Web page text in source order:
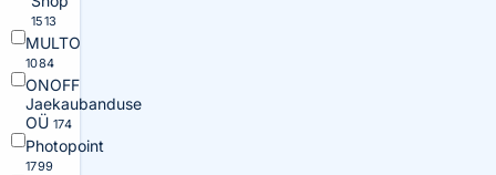
1513
MULTO
1084
ONOFF
Jaekaubanduse
OÜ 174
Photopoint
1799